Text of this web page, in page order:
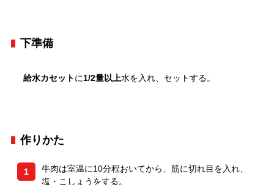
下準備
給水カセットに1/2量以上水を入れ、セットする。
作りかた
1
牛肉は室温に10分程おいてから、筋に切れ目を入れ、
塩・こしょうをする。